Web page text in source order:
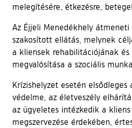
melegítésére, étkezésre,
Az Éjjeli Menedékhely
szakosított ellátás, melynek
a kliensek rehabilitációjának
megvalósítása a szociális
Krízishelyzet esetén elsődleges
védelme, az életveszély
az ügyeletes intézkedik a
megszervezése érdekében,